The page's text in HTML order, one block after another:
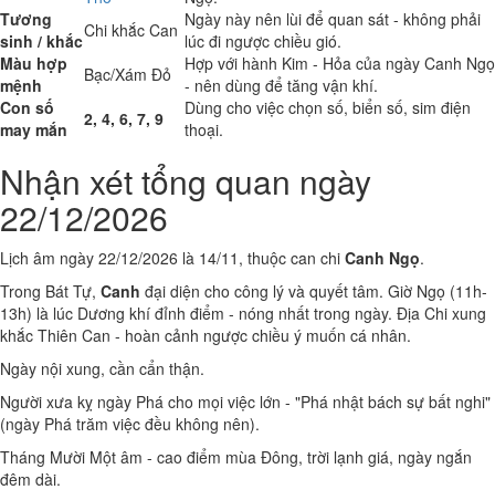
Tương
sinh / khắcChi khắc Can Ngày này nên lùi để quan sát - không phải
lúc đi ngược chiều gió.
Màu hợp
mệnh
Bạc/Xám Đỏ
Hợp với hành Kim - Hỏa của ngày Canh Ngọ
- nên dùng để tăng vận khí.
Con số
may mắn
2, 4, 6, 7, 9
Dùng cho việc chọn số, biển số, sim điện
thoại.
Nhận xét tổng quan ngày
22/12/2026
Lịch âm ngày 22/12/2026 là 14/11, thuộc can chi Canh Ngọ.
Trong Bát Tự, Canh đại diện cho công lý và quyết tâm. Giờ Ngọ (11h-
13h) là lúc Dương khí đỉnh điểm - nóng nhất trong ngày. Địa Chi xung
khắc Thiên Can - hoàn cảnh ngược chiều ý muốn cá nhân.
Ngày nội xung, cần cẩn thận.
Người xưa kỵ ngày Phá cho mọi việc lớn - "Phá nhật bách sự bất nghi"
(ngày Phá trăm việc đều không nên).
Tháng Mười Một âm - cao điểm mùa Đông, trời lạnh giá, ngày ngắn
đêm dài.